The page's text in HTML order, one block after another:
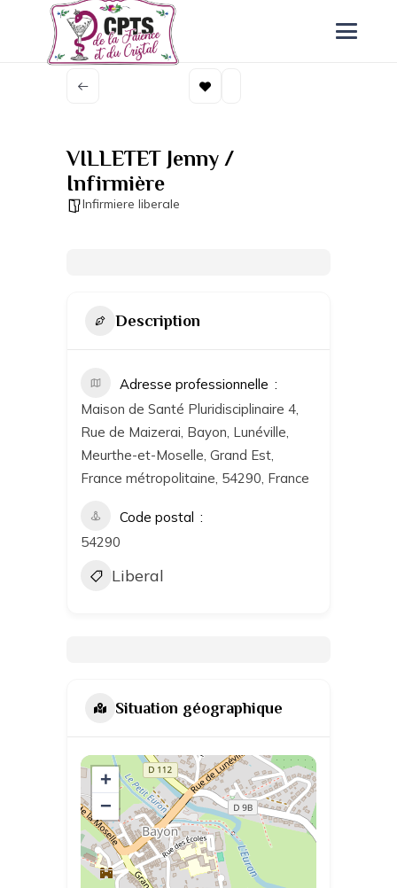
VILLETET Jenny /
Infirmière
Infirmiere liberale
Description
Adresse professionnelle
Maison de Santé Pluridisciplinaire 4,
Rue de Maizerai, Bayon, Lunéville,
Meurthe-et-Moselle, Grand Est,
France métropolitaine, 54290, France
Code postal
54290
Liberal
Situation géographique
+
−